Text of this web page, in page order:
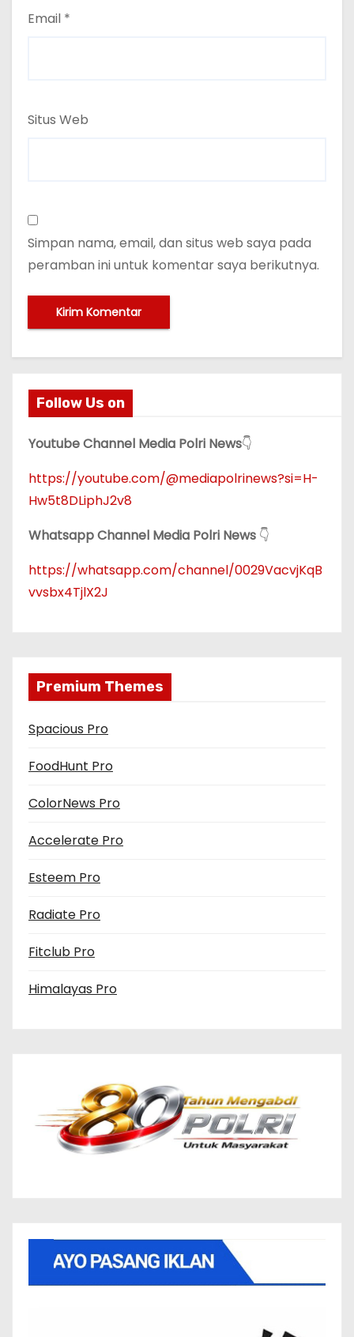
Email *
Situs Web
Simpan nama, email, dan situs web saya pada
peramban ini untuk komentar saya berikutnya.
Follow Us on
Youtube Channel Media Polri News👇
https://youtube.com/@mediapolrinews?si=H-
Hw5t8DLiphJ2v8
Whatsapp Channel Media Polri News 👇
https://whatsapp.com/channel/0029VacvjKqB
vvsbx4TjlX2J
Premium Themes
Spacious Pro
FoodHunt Pro
ColorNews Pro
Accelerate Pro
Esteem Pro
Radiate Pro
Fitclub Pro
Himalayas Pro